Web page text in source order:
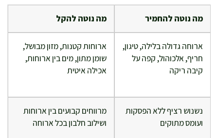
מה נוטה להחמיר מה נוטה להקל
ארוחה גדולה בלילה, טיגון,
חריף, אלכוהול, קפה על
קיבה ריקה
ארוחות קטנות, מזון מבושל,
שומן מתון, מים בין ארוחות,
אכילה איטית
נשנוש רציף ללא הפסקות
ועומס מתוקים
מרווחים קבועים בין ארוחות
ושילוב חלבון בכל ארוחה